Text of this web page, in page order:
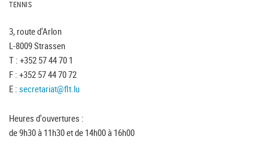
TENNIS
3, route d'Arlon
L-8009 Strassen
T : +352 57 44 70 1
F : +352 57 44 70 72
E : secretariat@flt.lu
Heures d'ouvertures :
de 9h30 à 11h30 et de 14h00 à 16h00